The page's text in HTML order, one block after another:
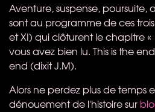
Aventure, suspense, poursuite,
sont au programme de ces
et XI) qui clôturent le chapitre
vous avez bien lu. This is the
end (dixit J.M).
Alors ne perdez plus de temps
dénouement de l'histoire sur